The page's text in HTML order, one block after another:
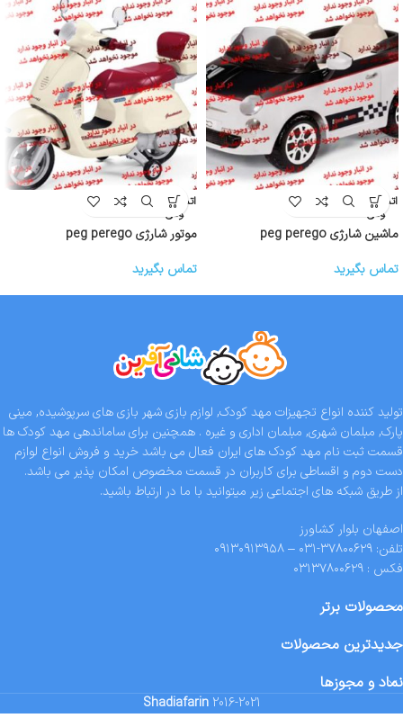
اتمام موج
ودی
ماشین شارژی peg perego
تماس بگیرید
اتمام موج
ودی
موتور شارژی peg perego
تماس بگیرید
تولید کننده انواع تجهیزات مهد کودک, لوازم بازی شهر بازی های سرپوشیده, مینی
پارک, مبلمان شهری, مبلمان اداری و غیره . همچنین برای ساماندهی مهد کودک ها
قسمت ثبت نام مهد کودک های ایران فعال می باشد خرید و فروش انواع لوازم
دست دوم و اقساطی برای کاربران در قسمت مخصوص امکان پذیر می باشد.
از طریق شبکه های اجتماعی زیر میتوانید با ما در ارتباط باشید.
اصفهان بلوار کشاورز
تلفن: ۳۷۸۰۰۶۲۹-۰۳۱ – ۰۹۱۳۰۹۱۳۹۵۸
فکس : ۰۳۱۳۷۸۰۰۶۲۹
محصولات برتر
جدیدترین محصولات
نماد و مجوزها
Shadiafarin 2016-2021